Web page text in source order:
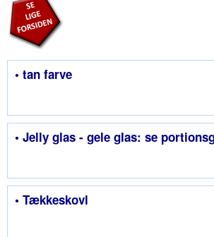
• tan farve
• Jelly glas - gele glas: se
• Tækkeskovl